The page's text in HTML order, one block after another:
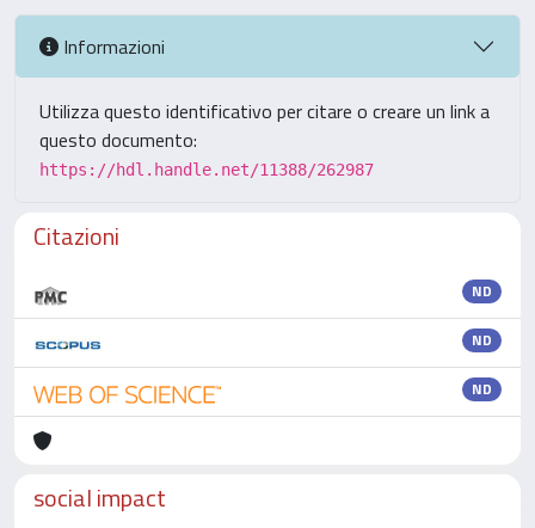
Informazioni
Utilizza questo identificativo per citare o creare un link a
questo documento:
https://hdl.handle.net/11388/262987
Citazioni
ND
ND
ND
social impact